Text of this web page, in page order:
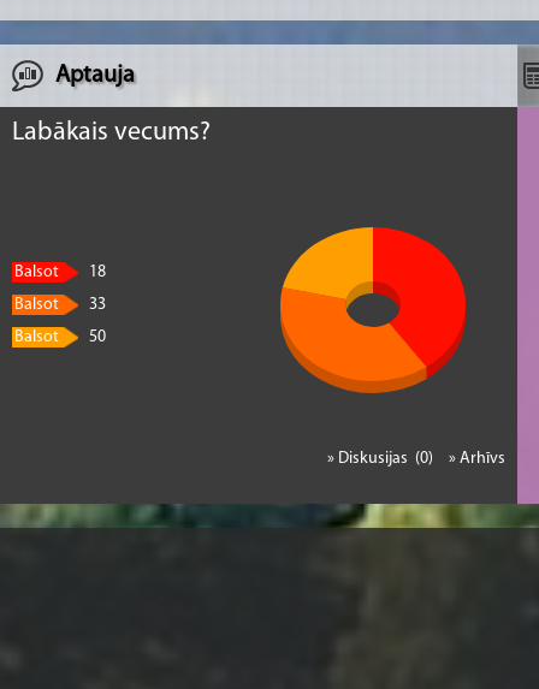
Aptauja
Labākais vecums?
Balsot
18
Balsot
33
Balsot
50
» Arhīvs
» Diskusijas (0)